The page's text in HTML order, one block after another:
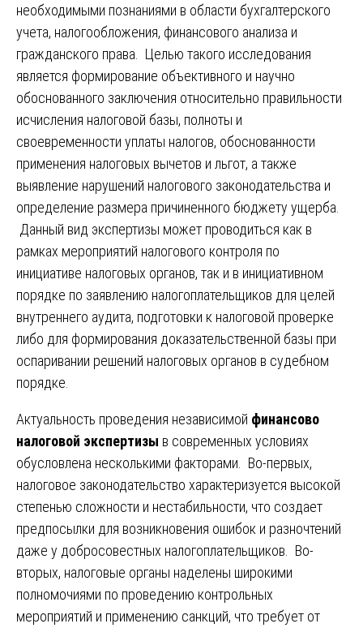
необходимыми познаниями в области бухгалтерского
учета, налогообложения, финансового анализа и
гражданского права. Целью такого исследования
является формирование объективного и научно
обоснованного заключения относительно правильности
исчисления налоговой базы, полноты и
своевременности уплаты налогов, обоснованности
применения налоговых вычетов и льгот, а также
выявление нарушений налогового законодательства и
определение размера причиненного бюджету ущерба.
Данный вид экспертизы может проводиться как в
рамках мероприятий налогового контроля по
инициативе налоговых органов, так и в инициативном
порядке по заявлению налогоплательщиков для целей
внутреннего аудита, подготовки к налоговой проверке
либо для формирования доказательственной базы при
оспаривании решений налоговых органов в судебном
порядке.
Актуальность проведения независимой финансово
налоговой экспертизы в современных условиях
обусловлена несколькими факторами. Во-первых,
налоговое законодательство характеризуется высокой
степенью сложности и нестабильности, что создает
предпосылки для возникновения ошибок и разночтений
даже у добросовестных налогоплательщиков. Во-
вторых, налоговые органы наделены широкими
полномочиями по проведению контрольных
мероприятий и применению санкций, что требует от